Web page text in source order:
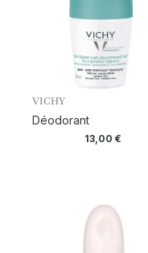
VICHY
Déodorant
13,00 €